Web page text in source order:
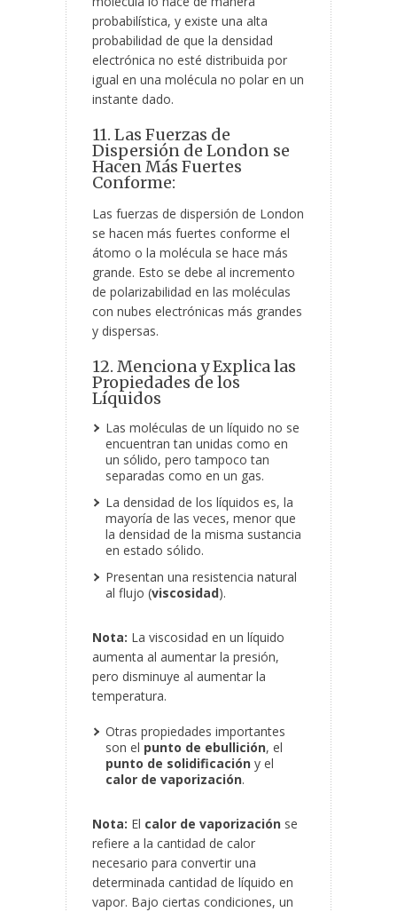
probabilística, y existe una alta
probabilidad de que la densidad
electrónica no esté distribuida por
igual en una molécula no polar en un
instante dado.
11. Las Fuerzas de
Dispersión de London se
Hacen Más Fuertes
Conforme:
Las fuerzas de dispersión de London
se hacen más fuertes conforme el
átomo o la molécula se hace más
grande. Esto se debe al incremento
de polarizabilidad en las moléculas
con nubes electrónicas más grandes
y dispersas.
12. Menciona y Explica las
Propiedades de los
Líquidos
Las moléculas de un líquido no se
encuentran tan unidas como en
un sólido, pero tampoco tan
separadas como en un gas.
La densidad de los líquidos es, la
mayoría de las veces, menor que
la densidad de la misma sustancia
en estado sólido.
Presentan una resistencia natural
al flujo (viscosidad).
Nota: La viscosidad en un líquido
aumenta al aumentar la presión,
pero disminuye al aumentar la
temperatura.
Otras propiedades importantes
son el punto de ebullición, el
punto de solidificación y el
calor de vaporización.
Nota: El calor de vaporización se
refiere a la cantidad de calor
necesario para convertir una
determinada cantidad de líquido en
vapor. Bajo ciertas condiciones, un